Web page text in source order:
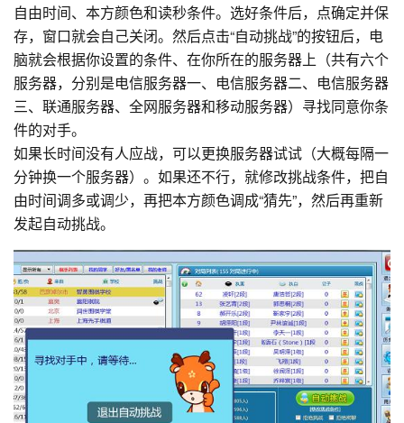
自由时间、本方颜色和读秒条件。选好条件后，点确定并保
存，窗口就会自己关闭。然后点击“自动挑战”的按钮后，电
脑就会根据你设置的条件、在你所在的服务器上（共有六个
服务器，分别是电信服务器一、电信服务器二、电信服务器
三、联通服务器、全网服务器和移动服务器）寻找同意你条
件的对手。
如果长时间没有人应战，可以更换服务器试试（大概每隔一
分钟换一个服务器）。如果还不行，就修改挑战条件，把自
由时间调多或调少，再把本方颜色调成“猜先”，然后再重新
发起自动挑战。